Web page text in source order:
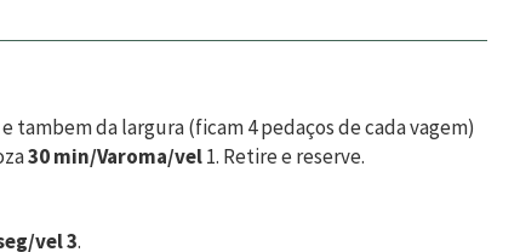
da largura (ficam 4 pedaços de cada vagem)
30 min/Varoma/vel1. Retire e reserve.
vel 3.